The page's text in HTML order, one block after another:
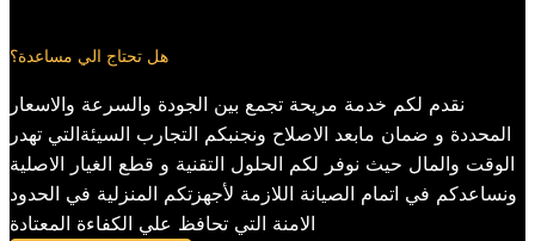
هل تحتاج الي مساعدة؟
نقدم لكم خدمة مريحة تجمع بين الجودة والسرعة والاسعار
المحددة و ضمان مابعد الاصلاح ونجنبكم التجارب السيئةالتي تهدر
الوقت والمال حيث نوفر لكم الحلول التقنية و قطع الغيار الاصلية
ونساعدكم في اتمام الصيانة اللازمة لأجهزتكم المنزلية في الحدود
الامنة التي تحافظ علي الكفاءة المعتادة